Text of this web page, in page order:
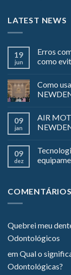
LATEST NEWS
19
jun
Erros
como
Como
09
jan
AIR
09
dez
COMENTÁRIOS
Quebrei meu
Odontológicos
emQual o
Odontológicas?